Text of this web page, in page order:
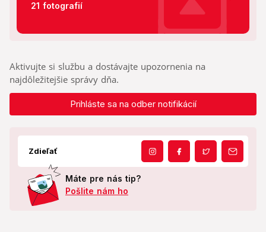
21 fotografií
Aktivujte si službu a dostávajte upozornenia na
najdôležitejšie správy dňa.
Prihláste sa na odber notifikácií
Zdieľať
Máte pre nás tip?
Pošlite nám ho